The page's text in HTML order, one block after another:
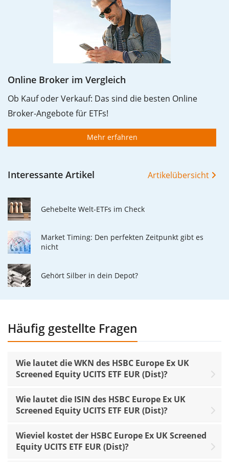
Online Broker im Vergleich
Ob Kauf oder Verkauf: Das sind die besten Online
Broker-Angebote für ETFs!
Mehr erfahren
Interessante Artikel Artikelübersicht
Gehebelte Welt-ETFs im Check
Market Timing: Den perfekten Zeitpunkt gibt es
nicht
Gehört Silber in dein Depot?
Häufig gestellte Fragen
Wie lautet die WKN des HSBC Europe Ex UK
Screened Equity UCITS ETF EUR (Dist)?
Wie lautet die ISIN des HSBC Europe Ex UK
Screened Equity UCITS ETF EUR (Dist)?
Wieviel kostet der HSBC Europe Ex UK Screened
Equity UCITS ETF EUR (Dist)?